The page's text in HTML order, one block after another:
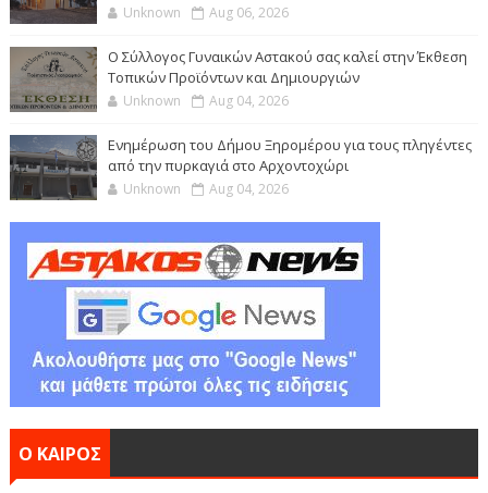
Unknown Aug 06, 2026
Ο Σύλλογος Γυναικών Αστακού σας καλεί στην Έκθεση
Τοπικών Προϊόντων και Δημιουργιών
Unknown Aug 04, 2026
Ενημέρωση του Δήμου Ξηρομέρου για τους πληγέντες
από την πυρκαγιά στο Αρχοντοχώρι
Unknown Aug 04, 2026
Ο ΚΑΙΡΟΣ